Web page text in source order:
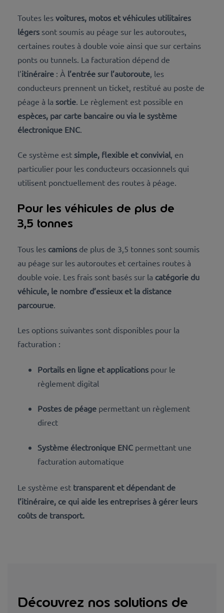
Toutes les voitures, motos et véhicules utilitaires
légers sont soumis au péage sur les autoroutes,
certaines routes à double voie ainsi que sur certains
ponts ou tunnels. La facturation dépend de
l’itinéraire : À l’entrée sur l’autoroute , les
conducteurs prennent un ticket, restitué au poste de
péage à la sortie . Le règlement est possible en
espèces, par carte bancaire ou via le système
électronique ENC
Ce système est simple, flexible et convivial, en
particulier pour les conducteurs occasionnels qui
utilisent ponctuellement des routes à péage.
Pour les véhicules de plus de
3,5 tonnes
Tous les camions de plus de 3,5 tonnes sont soumis
au péage sur les autoroutes et certaines routes à
double voie. Les frais sont basés sur la catégorie du
véhicule, le nombre d’essieux et la distance
parcourue
Les options suivantes sont disponibles pour la
facturation :
Portails en ligne et applications pour le
règlement digital
Postes de péage permettant un règlement
direct
Système électronique ENC permettant une
facturation automatique
Le système est transparent et dépendant de
l’itinéraire, ce qui aide les entreprises à gérer leurs
coûts de transport.
Découvrez nos solutions de